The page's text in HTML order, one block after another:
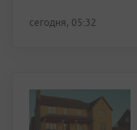
сегодня, 05:32